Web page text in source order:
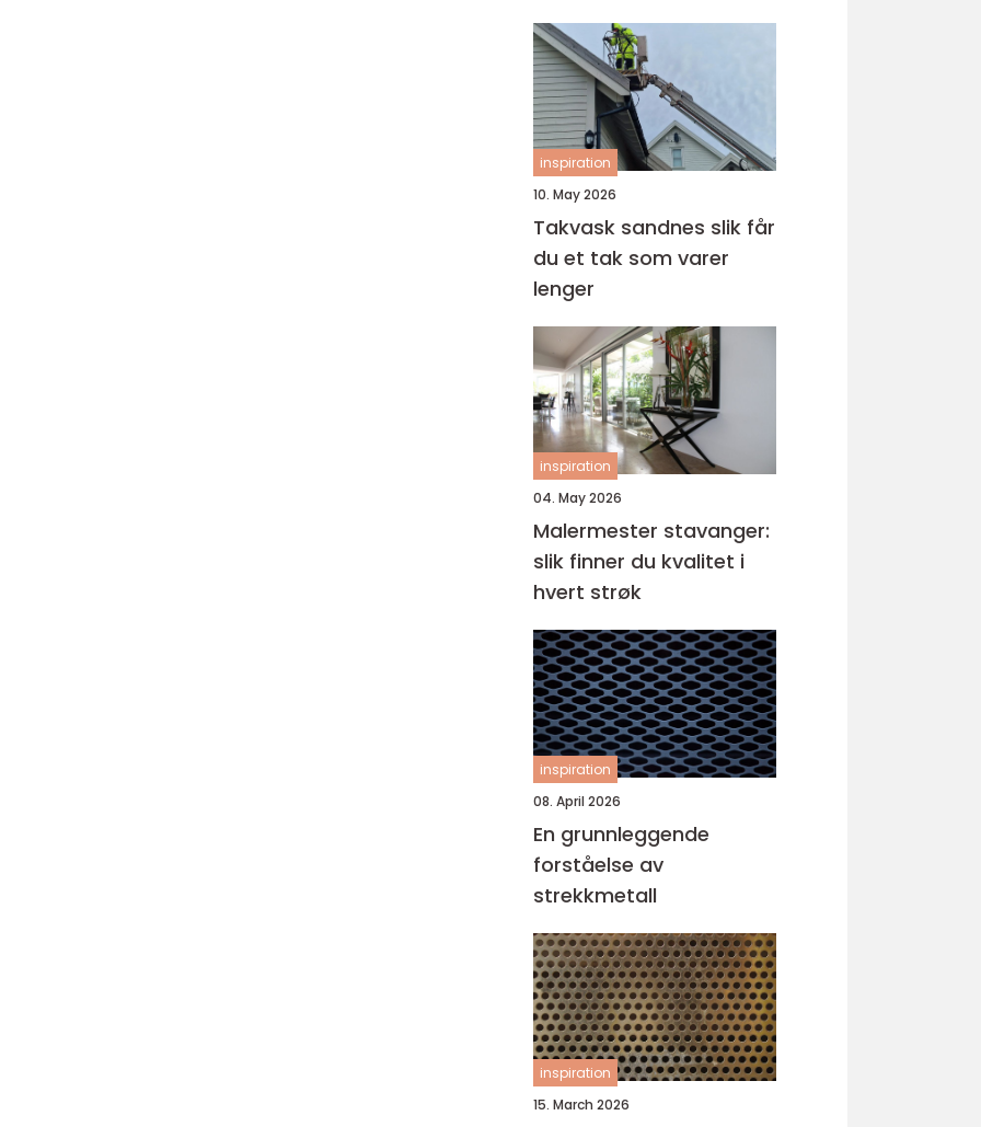
inspiration
10. May 2026
Takvask sandnes slik får
du et tak som varer
lenger
inspiration
04. May 2026
Malermester stavanger:
slik finner du kvalitet i
hvert strøk
inspiration
08. April 2026
En grunnleggende
forståelse av
strekkmetall
inspiration
15. March 2026